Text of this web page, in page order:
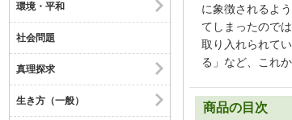
環境・平和
社会問題
真理探求
生き方（一般）
に象徴されるよ
てしまったので
取り入れられて
る」など、これ
商品の目次